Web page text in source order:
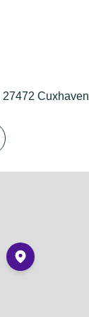
27472 Cuxhaven